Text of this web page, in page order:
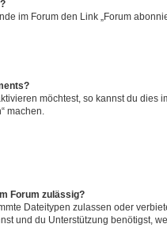
im Forum den Link „Forum
möchtest, so kannst du dies
machen.
Forum zulässig?
Dateitypen zulassen oder
und du Unterstützung benötigst,